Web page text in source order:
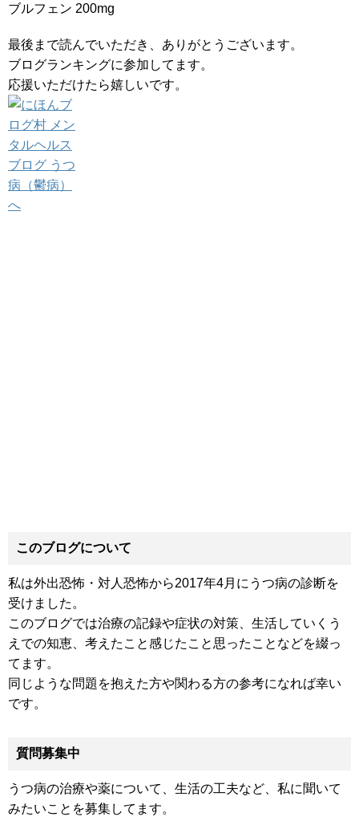
ブルフェン 200mg
最後まで読んでいただき、ありがとうございます。
ブログランキングに参加してます。
応援いただけたら嬉しいです。
このブログについて
私は外出恐怖・対人恐怖から2017年4月にうつ病の診断を
受けました。
このブログでは治療の記録や症状の対策、生活していくう
えでの知恵、考えたこと感じたこと思ったことなどを綴っ
てます。
同じような問題を抱えた方や関わる方の参考になれば幸い
です。
質問募集中
うつ病の治療や薬について、生活の工夫など、私に聞いて
みたいことを募集してます。